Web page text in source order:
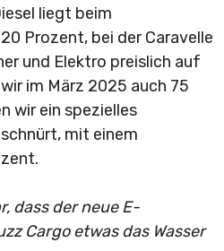
liegt beim
Prozent, bei der Caravelle
und Elektro preislich auf
im März 2025 auch 75
wir ein spezielles
mit einem
dass der neue E-
Cargo etwas das Wasser